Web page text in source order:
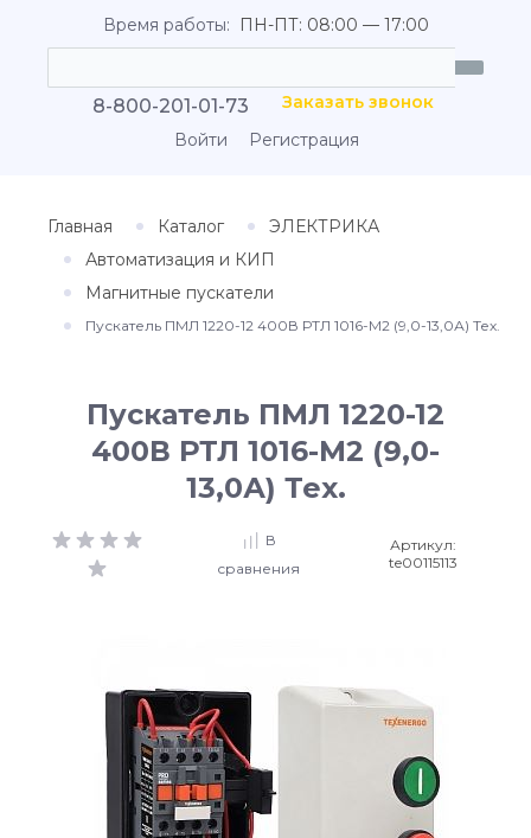
Время работы: ПН-ПТ: 08:00 — 17:00
8-800-201-01-73
Заказать звонок
Войти
Регистрация
Главная Каталог
ЭЛЕКТРИКА
Автоматизация и КИП
Магнитные пускатели
Пускатель ПМЛ 1220-12 400В РТЛ 1016-М2 (9,0-13,0А) Тех.
Пускатель ПМЛ 1220-12
400В РТЛ 1016-М2 (9,0-
13,0А) Тех.
В
сравнения
Артикул:
te00115113